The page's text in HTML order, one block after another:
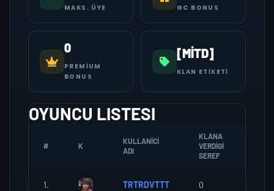
MAKS. ÜYE GC BONUS
0
PREMIUM
BONUS
[MİTD]
KLAN ETIKETI
OYUNCU LISTESI
# K
KULLANICI
ADI
KLANA
VERDIGI
SEREF
1. TRTRDVTTT 0